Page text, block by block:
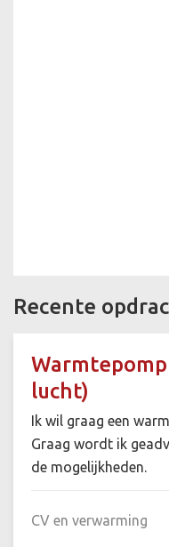
Recente
lucht)
Ik wil graag een
Graag wordt ik
de mogelijkheden.
CV en verwarming